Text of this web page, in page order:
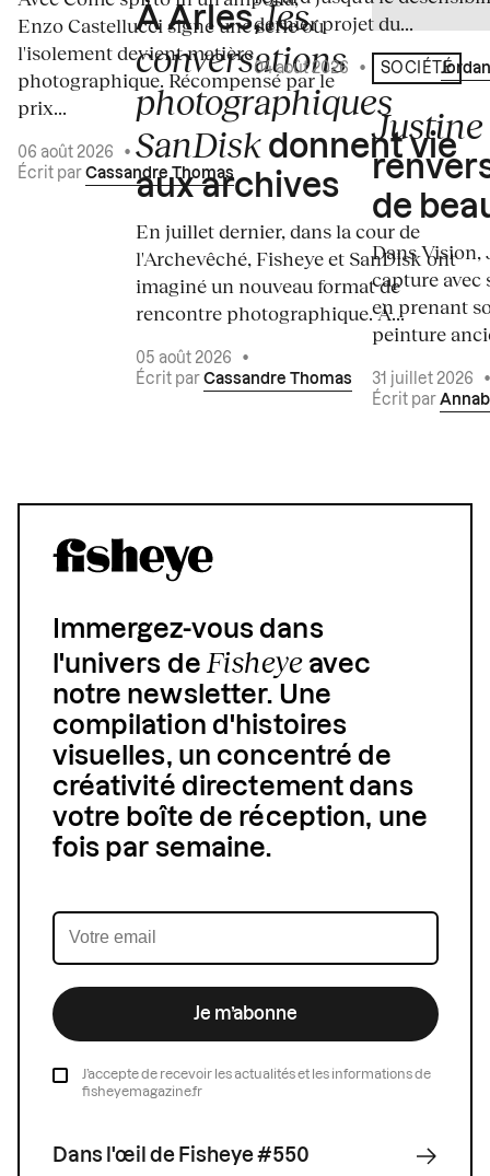
Enzo Castellucci signe une série où
l'isolement devient matière
photographique. Récompensé par le
prix...
06 août 2026
•
Écrit par Cassandre Thomas
À Arles,les
conversations
photographiques
SanDisk donnent vie
aux archives
En juillet dernier, dans la cour de
l'Archevêché, Fisheye et SanDisk ont
imaginé un nouveau format de
rencontre photographique. À...
05 août 2026
•
Écrit par Cassandre Thomas
dernier projet du...
04 août 2026 • Écrit par
SOCIÉTÉ
de
Dans
capture avec
en prenant
peinture
31 juillet 2026
Écrit par
Immergez-vous dans
l'univers de Fisheyeavec
notre newsletter. Une
compilation d'histoires
visuelles, un concentré de
créativité directement dans
votre boîte de réception, une
fois par semaine.
Je m’abonne
J’accepte de recevoir les actualités et les informations de
fisheyemagazine.fr
Dans l'œil de Fisheye #550